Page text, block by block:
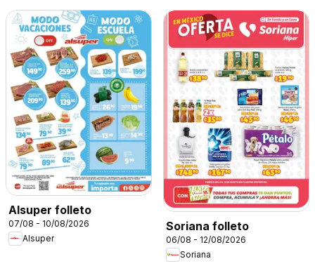
Alsuper folleto
07/08 - 10/08/2026
Alsuper
Soriana folleto
06/08 - 12/08/2026
Soriana